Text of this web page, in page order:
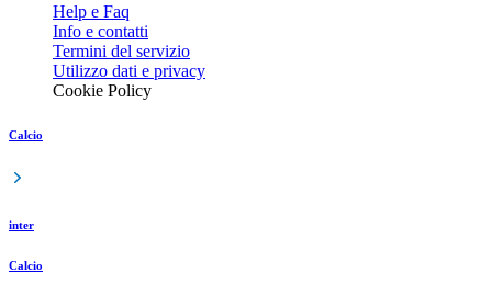
Help e Faq
Info e contatti
Termini del servizio
Utilizzo dati e privacy
Cookie Policy
Calcio
inter
Calcio